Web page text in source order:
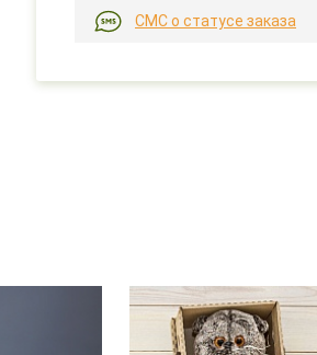
СМС о статусе заказа